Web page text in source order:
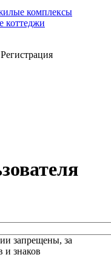
комплексы
коттеджи
запрещены, за
и знаков